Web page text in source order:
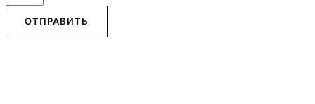
ОТПРАВИТЬ